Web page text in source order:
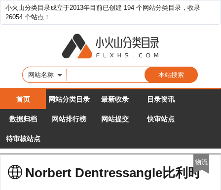
小火山分类目录成立于2013年目前已创建 194 个网站分类目录，收录
26054 个站点！
网站名称
首页 网站分类目录 最新收录 目录资讯
数据归档 网站排行榜 网站提交 快审站点
待审核站点
Norbert Dentressangle比利时
物流